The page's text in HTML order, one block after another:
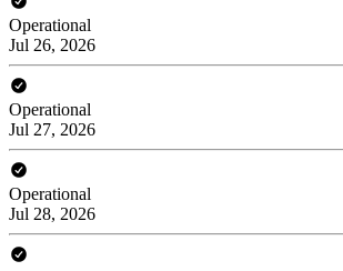
Operational
Jul 26, 2026
Operational
Jul 27, 2026
Operational
Jul 28, 2026